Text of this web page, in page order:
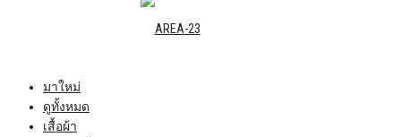
มาใหม่
ดูทั้งหมด
เสื้อผ้า